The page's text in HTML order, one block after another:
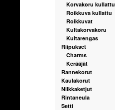
Korvakoru kullattu
Roikkuva kullattu
Roikkuvat
Kultakorvakoru
Kultarengas
Riipukset
Charms
Kerääjät
Rannekorut
Kaulakorut
Nilkkaketjut
Rintaneula
Setti